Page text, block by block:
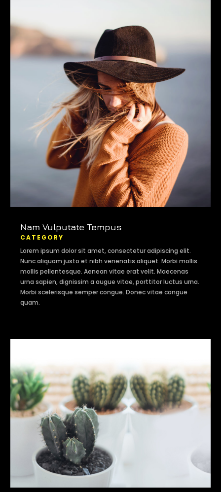
Nam Vulputate Tempus
CATEGORY
Lorem ipsum dolor sit amet, consectetur adipiscing elit.
Nunc aliquam justo et nibh venenatis aliquet. Morbi mollis
mollis pellentesque. Aenean vitae erat velit. Maecenas
urna sapien, dignissim a augue vitae, porttitor luctus urna.
Morbi scelerisque semper congue. Donec vitae congue
quam.